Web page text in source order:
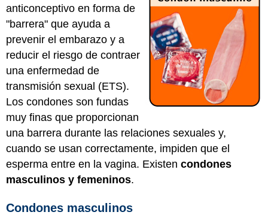
anticonceptivo en forma de
"barrera" que ayuda a
prevenir el embarazo y a
reducir el riesgo de contraer
una enfermedad de
transmisión sexual (ETS).
Los condones son fundas
muy finas que proporcionan
una barrera durante las relaciones sexuales y,
cuando se usan correctamente, impiden que el
esperma entre en la vagina. Existen condones
masculinos y femeninos.
Condones masculinos